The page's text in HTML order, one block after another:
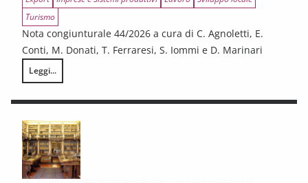
Turismo
Nota congiunturale 44/2026 a cura di C. Agnoletti, E.
Conti, M. Donati, T. Ferraresi, S. Iommi e D. Marinari
Leggi...
LA CONGIUNTURA NELLE PROVINCE TOSCANE